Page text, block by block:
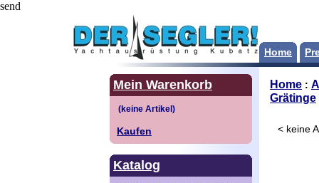
send
Home
Mein Warenkorb
Kaufen
Katalog
Home :
Grätinge
< keine